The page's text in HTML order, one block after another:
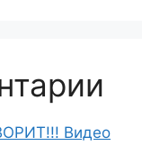
Видео